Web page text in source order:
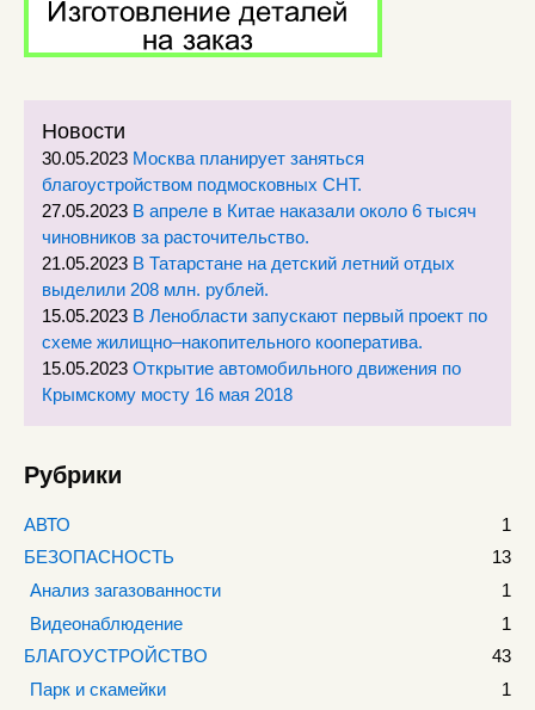
Новости
30.05.2023 Москва планирует заняться
благоустройством подмосковных СНТ.
27.05.2023 В апреле в Китае наказали около 6 тысяч
чиновников за расточительство.
21.05.2023 В Татарстане на детский летний отдых
выделили 208 млн. рублей.
15.05.2023 В Ленобласти запускают первый проект по
схеме жилищно–накопительного кооператива.
15.05.2023 Открытие автомобильного движения по
Крымскому мосту 16 мая 2018
Рубрики
АВТО
1
БЕЗОПАСНОСТЬ
13
Анализ загазованности
1
Видеонаблюдение
1
БЛАГОУСТРОЙСТВО
43
Парк и скамейки
1